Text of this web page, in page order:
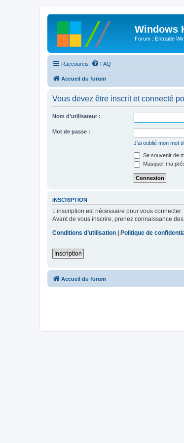
Windows
Forum : Entraide
Raccourcis FAQ
Accueil du forum
Vous devez être inscrit et connecté
Nom d’utilisateur :
Mot de passe :
J’ai oublié mon mot
Se souvenir de
Masquer ma
INSCRIPTION
L’inscription est nécessaire pour vous
Avant de vous inscrire, prenez connaissance
Conditions d’utilisation
Politique de
Inscription
Accueil du forum